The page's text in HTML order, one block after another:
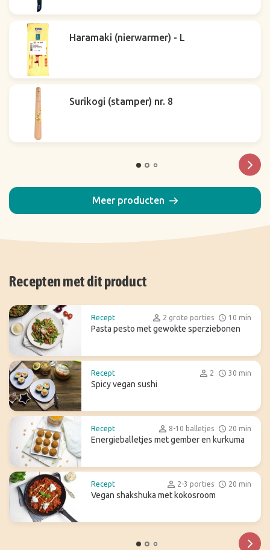
Haramaki (nierwarmer) - L
Surikogi (stamper) nr. 8
Meer producten
Recepten met dit product
Recept 2 grote porties 10 min
Pasta pesto met gewokte sperziebonen
Recept 2 30 min
Spicy vegan sushi
Recept 8-10 balletjes 20 min
Energieballetjes met gember en kurkuma
Recept 2-3 porties 20 min
Vegan shakshuka met kokosroom